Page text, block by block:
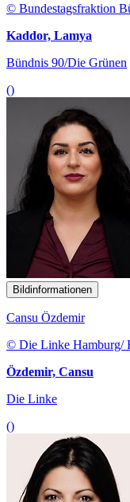
© Bundestagsfraktion
Kaddor, Lamya
Bündnis 90/Die Grünen
()
Bildinformationen
Cansu Özdemir
© Die Linke Hamburg/
Özdemir, Cansu
Die Linke
()